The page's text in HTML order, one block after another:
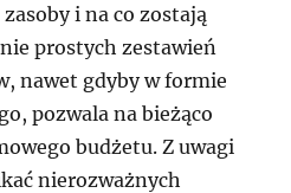
i na co zostają
prostych zestawień
nawet gdyby w formie
pozwala na bieżąco
budżetu. Z uwagi
nierozważnych